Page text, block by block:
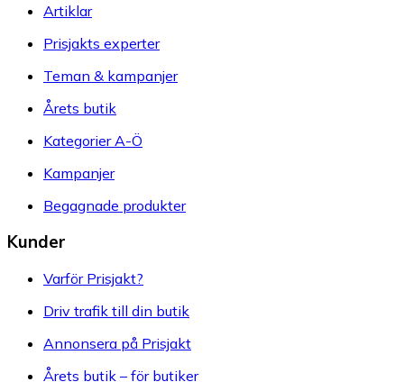
Artiklar
Prisjakts experter
Teman & kampanjer
Årets butik
Kategorier A-Ö
Kampanjer
Begagnade produkter
Kunder
Varför Prisjakt?
Driv trafik till din butik
Annonsera på Prisjakt
Årets butik – för butiker